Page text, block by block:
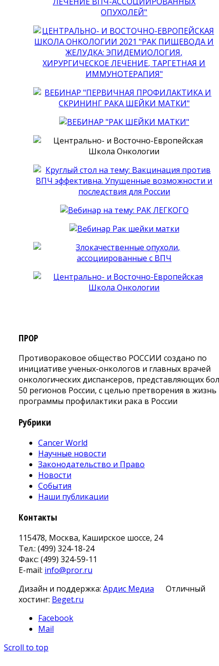
ПРОР
Противораковое общество РОССИИ создано по
инициативе ученых-онкологов и главных врачей
онкологических диспансеров, представляющих
50 регионов России, с целью претворения в жизнь
программы профилактики рака в России
Рубрики
Cancer World
Научные новости
Законодательство и Право
Новости
События
Наши публикации
Контакты
115478, Москва, Каширское шоссе, 24
Тел.: (499) 324-18-24
Факс: (499) 324-59-11
E-mail: info@pror.ru
Дизайн и поддержка: Ардис Медиа
Отличный
хостинг: Beget.ru
Facebook
Mail
Scroll to top